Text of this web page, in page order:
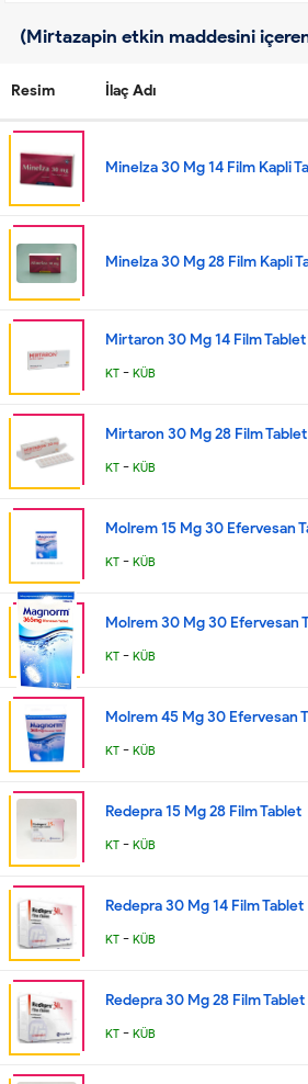
(Mirtazapin etkin maddesini
Resim İlaç Adı
Minelza 30 Mg 14 Film Kapli
Minelza 30 Mg 28 Film Kapli
Mirtaron 30 Mg 14 Film Tablet
KT - KÜB
Mirtaron 30 Mg 28 Film Tablet
KT - KÜB
Molrem 15 Mg 30 Efervesan
KT - KÜB
Molrem 30 Mg 30 Efervesan
KT - KÜB
Molrem 45 Mg 30 Efervesan
KT - KÜB
Redepra 15 Mg 28 Film Tablet
KT - KÜB
Redepra 30 Mg 14 Film Tablet
KT - KÜB
Redepra 30 Mg 28 Film Tablet
KT - KÜB